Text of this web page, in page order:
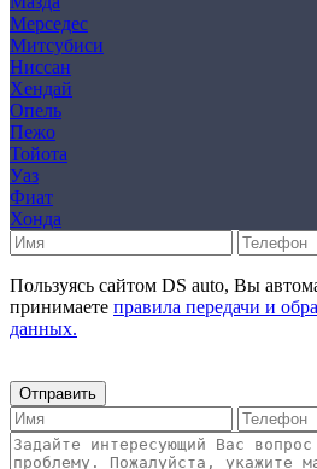
Мерседес
Митсубиси
Ниссан
Хендай
Опель
Пежо
Тойота
Уаз
Фиат
Хонда
Пользуясь сайтом DS auto, Вы
принимаете правила передачи и
данных.
Отправить